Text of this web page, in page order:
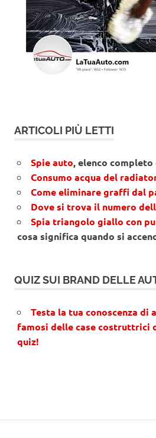
ARTICOLI PIÙ LETTI
Spie auto, elenco
Consumo acqua del
Come eliminare graffi dal
Dove si trova il numero
Spia triangolo giallo con
cosa significa quando si
QUIZ SUI BRAND DELLE
Testa la tua conoscenza di
famosi delle case costruttrici
quiz!